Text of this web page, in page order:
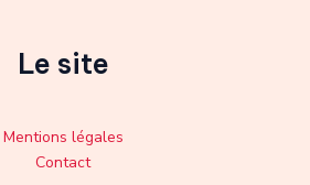
Le site
Mentions légales
Contact